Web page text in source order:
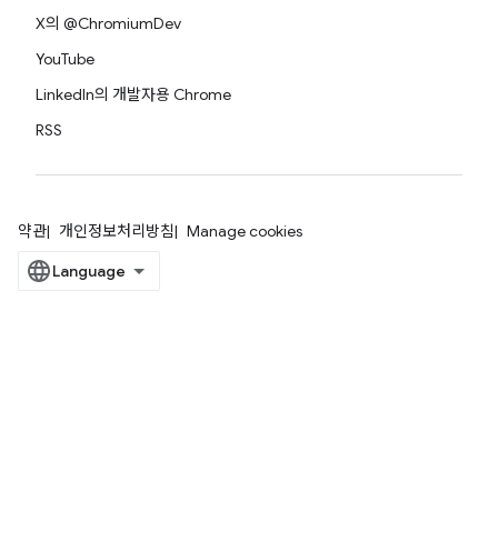
X의 @ChromiumDev
YouTube
LinkedIn의 개발자용 Chrome
RSS
약관 개인정보처리방침 Manage cookies